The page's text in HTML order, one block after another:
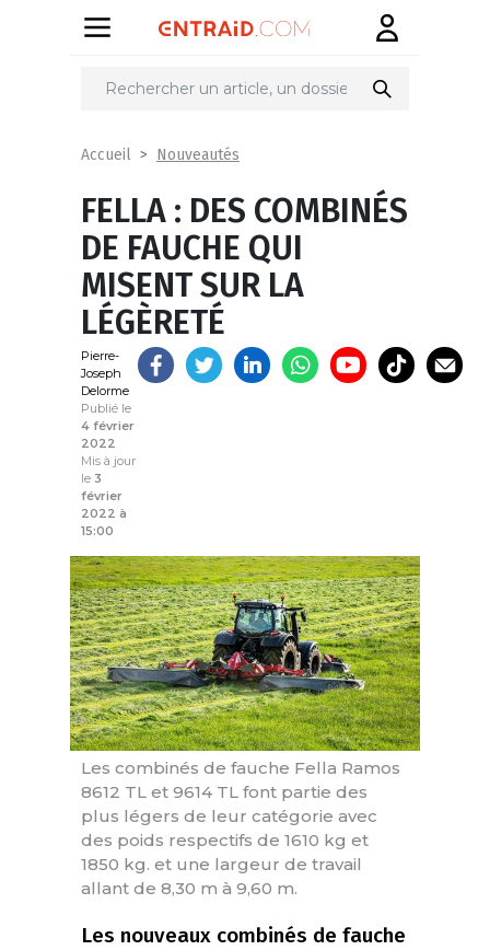
Partager
Accueil Nouveautés
FELLA : DES COMBINÉS
DE FAUCHE QUI
MISENT SUR LA
LÉGÈRETÉ
Pierre-
Joseph
Delorme
Publié le
4 février
2022
Mis à jour
le 3
février
2022 à
15:00
Les combinés de fauche Fella Ramos
8612 TL et 9614 TL font partie des
plus légers de leur catégorie avec
des poids respectifs de 1610 kg et
1850 kg. et une largeur de travail
allant de 8,30 m à 9,60 m.
Les nouveaux combinés de fauche